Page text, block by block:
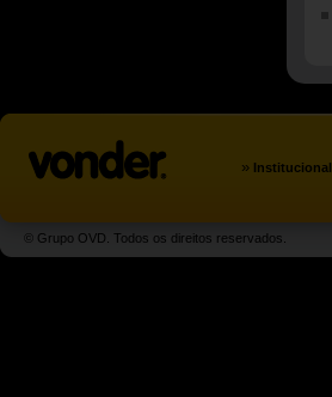
» Institucional
© Grupo OVD. Todos os direitos reservados.